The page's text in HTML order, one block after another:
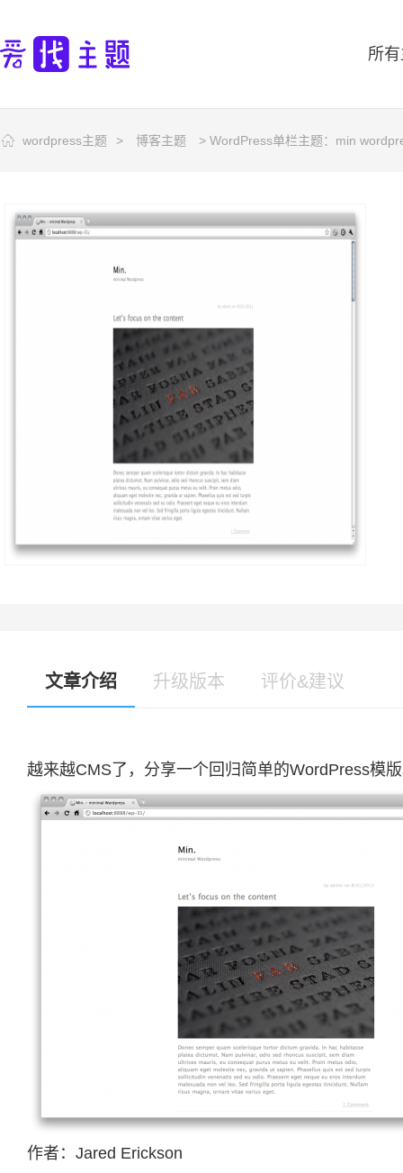
所
wordpress主题 > 博客主题 > WordPress单栏主题：min
文章介绍 升级版本 评价&建议
越来越CMS了，分享一个回归简单的WordPress模
作者：Jared Erickson